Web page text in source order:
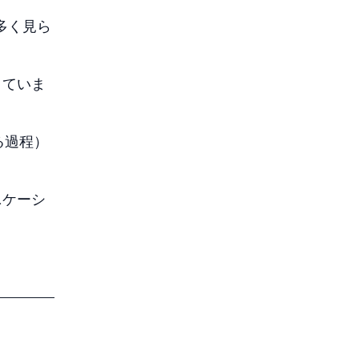
く見ら
いま
程）
ーシ